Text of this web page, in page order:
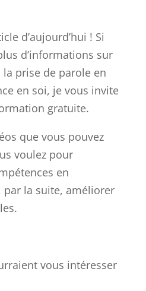
d’aujourd’hui ! Si
d’informations sur
prise de parole en
en soi, je vous invite
gratuite.
que vous pouvez
voulez pour
en
la suite, améliorer
vous intéresser